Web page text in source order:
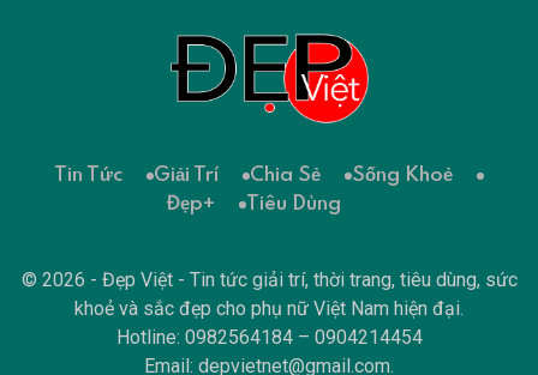
Tin Tức Giải Trí Chia Sẻ
Sống Khoẻ
Đẹp+
Tiêu Dùng
© 2026 - Đẹp Việt - Tin tức giải trí, thời trang, tiêu dùng, sức
khoẻ và sắc đẹp cho phụ nữ Việt Nam hiện đại.
Hotline: 0982564184 – 0904214454
Email: depvietnet@gmail.com.